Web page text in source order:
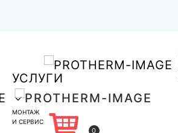
УСЛУГИ
МОНТАЖ
И СЕРВИС
0